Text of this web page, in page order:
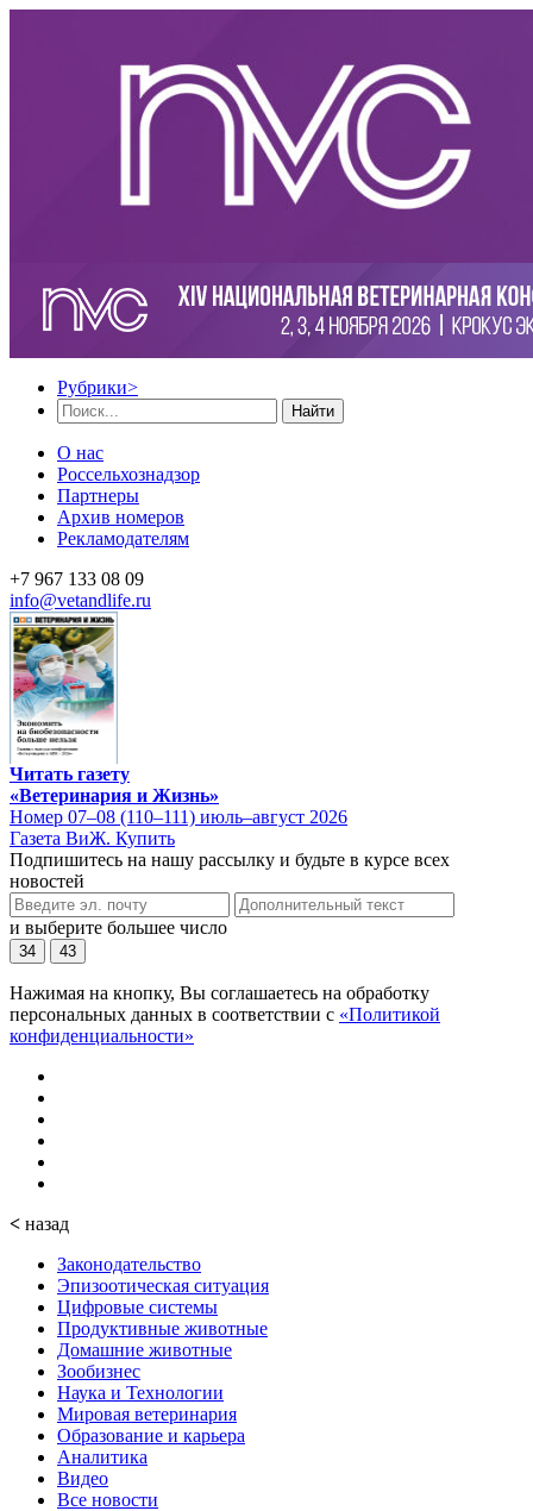
Рубрики>
Найти
О нас
Россельхознадзор
Партнеры
Архив номеров
Рекламодателям
+7 967 133 08 09
info@vetandlife.ru
Читать газету
«Ветеринария и Жизнь»
Номер 07–08 (110–111) июль–август 2026
Газета ВиЖ. Купить
Подпишитесь на нашу рассылку и будьте в курсе всех
новостей
и выберите большее число
34 43
Нажимая на кнопку, Вы соглашаетесь на обработку
персональных данных в соответствии с «Политикой
конфиденциальности»
< назад
Законодательство
Эпизоотическая ситуация
Цифровые системы
Продуктивные животные
Домашние животные
Зообизнес
Наука и Технологии
Мировая ветеринария
Образование и карьера
Аналитика
Видео
Все новости